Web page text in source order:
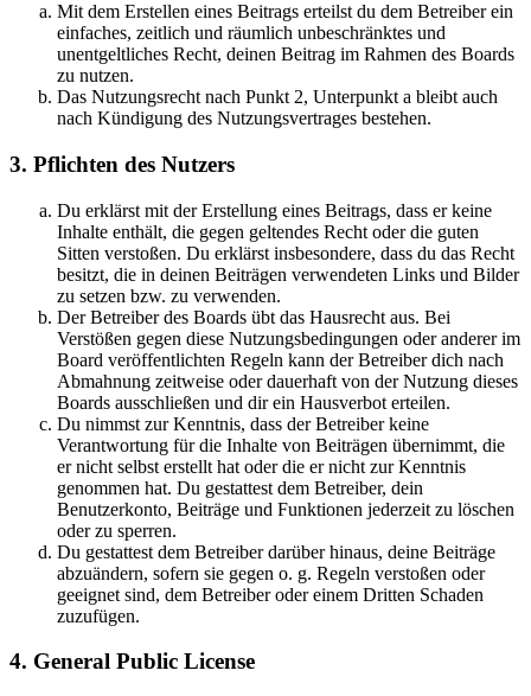
Mit dem Erstellen eines Beitrags erteilst du dem Betreiber ein
einfaches, zeitlich und räumlich unbeschränktes und
unentgeltliches Recht, deinen Beitrag im Rahmen des Boards
zu nutzen.
Das Nutzungsrecht nach Punkt 2, Unterpunkt a bleibt auch
nach Kündigung des Nutzungsvertrages bestehen.
3. Pflichten des Nutzers
Du erklärst mit der Erstellung eines Beitrags, dass er keine
Inhalte enthält, die gegen geltendes Recht oder die guten
Sitten verstoßen. Du erklärst insbesondere, dass du das Recht
besitzt, die in deinen Beiträgen verwendeten Links und Bilder
zu setzen bzw. zu verwenden.
Der Betreiber des Boards übt das Hausrecht aus. Bei
Verstößen gegen diese Nutzungsbedingungen oder anderer im
Board veröffentlichten Regeln kann der Betreiber dich nach
Abmahnung zeitweise oder dauerhaft von der Nutzung dieses
Boards ausschließen und dir ein Hausverbot erteilen.
Du nimmst zur Kenntnis, dass der Betreiber keine
Verantwortung für die Inhalte von Beiträgen übernimmt, die
er nicht selbst erstellt hat oder die er nicht zur Kenntnis
genommen hat. Du gestattest dem Betreiber, dein
Benutzerkonto, Beiträge und Funktionen jederzeit zu löschen
oder zu sperren.
Du gestattest dem Betreiber darüber hinaus, deine Beiträge
abzuändern, sofern sie gegen o. g. Regeln verstoßen oder
geeignet sind, dem Betreiber oder einem Dritten Schaden
zuzufügen.
4. General Public License